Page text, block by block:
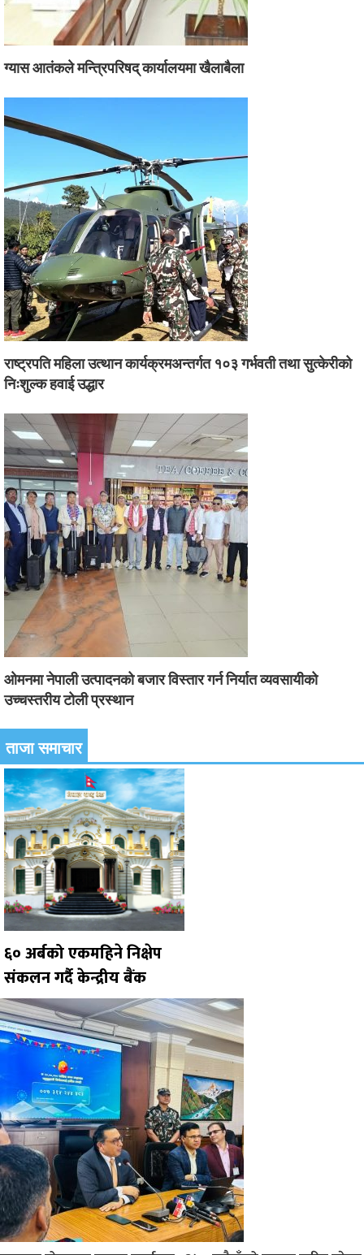
ग्यास आतंकले मन्त्रिपरिषद् कार्यालयमा खैलाबैला
राष्ट्रपति महिला उत्थान कार्यक्रमअन्तर्गत १०३ गर्भवती तथा सुत्केरीको
निःशुल्क हवाई उद्धार
ओमनमा नेपाली उत्पादनको बजार विस्तार गर्न निर्यात व्यवसायीको
उच्चस्तरीय टोली प्रस्थान
ताजा समाचार
६० अर्बको एकमहिने निक्षेप
संकलन गर्दै केन्द्रीय बैंक